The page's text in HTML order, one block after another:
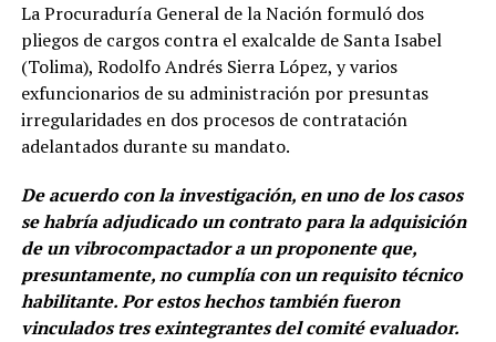
La Procuraduría General de la Nación formuló dos
pliegos de cargos contra el exalcalde de Santa Isabel
(Tolima), Rodolfo Andrés Sierra López, y varios
exfuncionarios de su administración por presuntas
irregularidades en dos procesos de contratación
adelantados durante su mandato.
De acuerdo con la investigación, en uno de los casos
se habría adjudicado un contrato para la adquisición
de un vibrocompactador a un proponente que,
presuntamente, no cumplía con un requisito técnico
habilitante. Por estos hechos también fueron
vinculados tres exintegrantes del comité evaluador.